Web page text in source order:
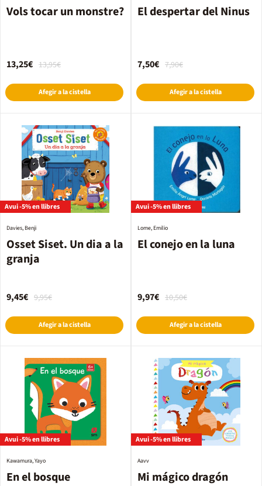
Vols tocar un monstre?
13,95€
13,25€
Afegir a la cistella
El despertar del Ninus
7,90€
7,50€
Afegir a la cistella
Avui -5% en llibres
Osset Siset. Un dia a la
granja
Davies, Benji
9,95€
9,45€
Afegir a la cistella
Avui -5% en llibres
El conejo en la luna
Lome, Emilio
10,50€
9,97€
Afegir a la cistella
Avui -5% en llibres
En el bosque
Kawamura, Yayo
Avui -5% en llibres
Mi mágico dragón
Aavv